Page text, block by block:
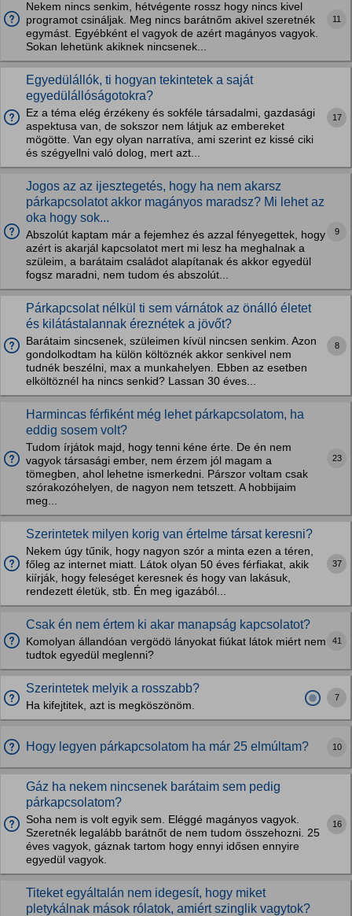
Nekem nincs senkim, hétvégente rossz hogy nincs kivel
programot csináljak. Meg nincs barátnőm akivel szeretnék
egymást. Egyébként el vagyok de azért magányos vagyok.
Sokan lehetünk akiknek nincsenek...
11
Egyedülállók, ti hogyan tekintetek a saját
egyedülállóságotokra?
Ez a téma elég érzékeny és sokféle társadalmi, gazdasági
aspektusa van, de sokszor nem látjuk az embereket
mögötte. Van egy olyan narratíva, ami szerint ez kissé ciki
és szégyellni való dolog, mert azt...
17
Jogos az az ijesztegetés, hogy ha nem akarsz
párkapcsolatot akkor magányos maradsz? Mi lehet az
oka hogy sok...
Abszolút kaptam már a fejemhez és azzal fényegettek, hogy
azért is akarjál kapcsolatot mert mi lesz ha meghalnak a
szüleim, a barátaim családot alapítanak és akkor egyedül
fogsz maradni, nem tudom és abszolút...
9
Párkapcsolat nélkül ti sem várnátok az önálló életet
és kilátástalannak éreznétek a jövőt?
Barátaim sincsenek, szüleimen kívül nincsen senkim. Azon
gondolkodtam ha külön költöznék akkor senkivel nem
tudnék beszélni, max a munkahelyen. Ebben az esetben
elköltöznél ha nincs senkid? Lassan 30 éves...
8
Harmincas férfiként még lehet párkapcsolatom, ha
eddig sosem volt?
Tudom írjátok majd, hogy tenni kéne érte. De én nem
vagyok társasági ember, nem érzem jól magam a
tömegben, ahol lehetne ismerkedni. Párszor voltam csak
szórakozóhelyen, de nagyon nem tetszett. A hobbijaim
meg...
23
Szerintetek milyen korig van értelme társat keresni?
Nekem úgy tűnik, hogy nagyon szór a minta ezen a téren,
főleg az internet miatt. Látok olyan 50 éves férfiakat, akik
kiírják, hogy feleséget keresnek és hogy van lakásuk,
rendezett életük, stb. Én meg igazából...
37
Csak én nem értem ki akar manapság kapcsolatot?
Komolyan állandóan vergödö lányokat fiúkat látok miért nem
tudtok egyedül meglenni?
41
Szerintetek melyik a rosszabb?
Ha kifejtitek, azt is megköszönöm.
7
Hogy legyen párkapcsolatom ha már 25 elmúltam? 10
Gáz ha nekem nincsenek barátaim sem pedig
párkapcsolatom?
Soha nem is volt egyik sem. Eléggé magányos vagyok.
Szeretnék legalább barátnőt de nem tudom összehozni. 25
éves vagyok, gáznak tartom hogy ennyi idősen ennyire
egyedül vagyok.
16
Titeket egyáltalán nem idegesít, hogy miket
pletykálnak mások rólatok, amiért szinglik vagytok?